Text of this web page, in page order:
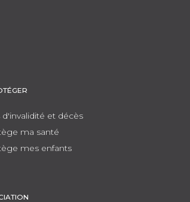
d'invalidité et décès
ma santé
mes enfants